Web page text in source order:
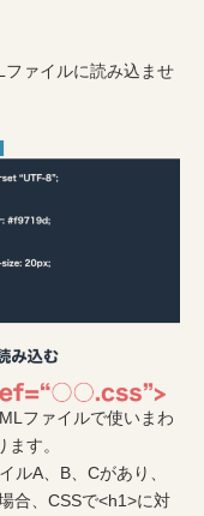
ァイルに読み込ませ
ファイルで使いまわ
す。
ルA、B、Cがあり、
合、CSSで<h1>に対